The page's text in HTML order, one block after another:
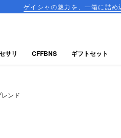
の魅力を、一箱に詰め込んだ飲み比べ
ンド
サリ CFFBNS ギフトセット